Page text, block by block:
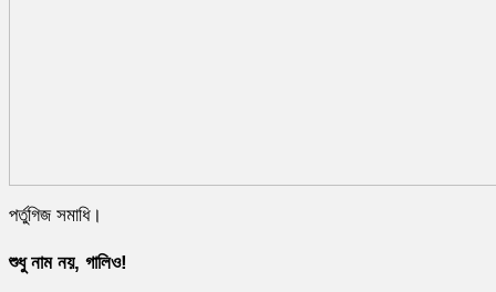
পর্তুগিজ সমাধি।
শুধু নাম নয়, গালিও!